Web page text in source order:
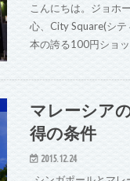
こんにちは。ジョホ
心、City Square(シ
本の誇る100円ショ
マレーシア
得の条件
2015.12.24